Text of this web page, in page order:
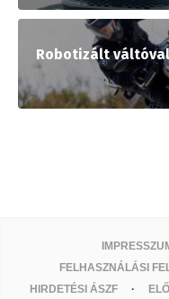
Robotizált
FELHASZNÁLÁSI
HIRDETÉSI ÁSZF